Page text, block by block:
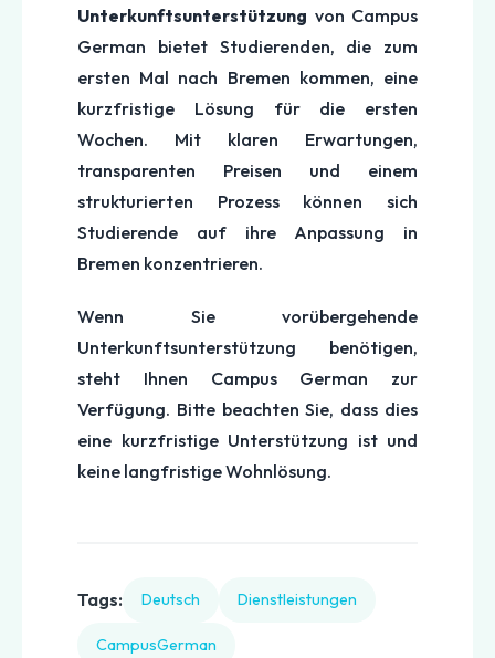
Unterkunftsunterstützung von Campus
German bietet Studierenden, die zum
ersten Mal nach Bremen kommen, eine
kurzfristige Lösung für die ersten
Wochen. Mit klaren Erwartungen,
transparenten Preisen und einem
strukturierten Prozess können sich
Studierende auf ihre Anpassung in
Bremen konzentrieren.
Wenn Sie vorübergehende
Unterkunftsunterstützung benötigen,
steht Ihnen Campus German zur
Verfügung. Bitte beachten Sie, dass dies
eine kurzfristige Unterstützung ist und
keine langfristige Wohnlösung.
Tags: Deutsch Dienstleistungen
CampusGerman